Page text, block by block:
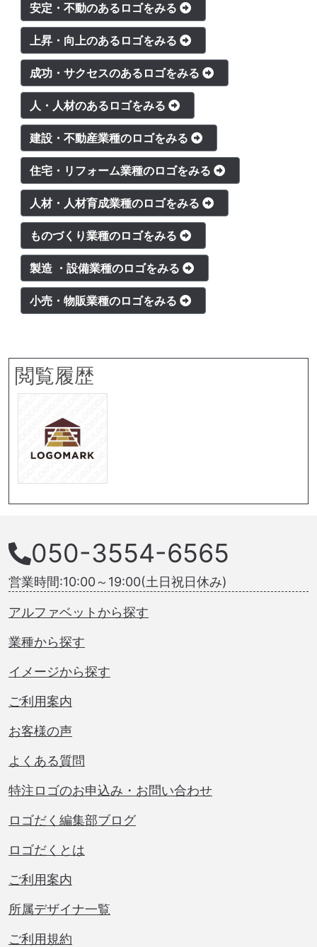
安定・不動のあるロゴをみる
上昇・向上のあるロゴをみる
成功・サクセスのあるロゴをみる
人・人材のあるロゴをみる
建設・不動産業種のロゴをみる
住宅・リフォーム業種のロゴをみる
人材・人材育成業種のロゴをみる
ものづくり業種のロゴをみる
製造 ・設備業種のロゴをみる
小売・物販業種のロゴをみる
閲覧履歴
050-3554-6565
営業時間:10:00～19:00(土日祝日休み)
アルファベットから探す
業種から探す
イメージから探す
ご利用案内
お客様の声
よくある質問
特注ロゴのお申込み・お問い合わせ
ロゴだく編集部ブログ
ロゴだくとは
ご利用案内
所属デザイナ一覧
ご利用規約